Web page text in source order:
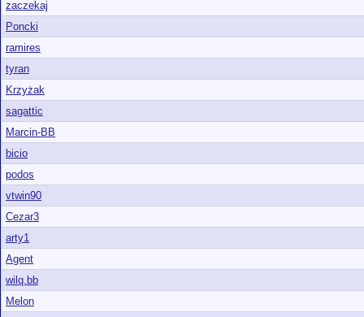
zaczekaj
Poncki
ramires
tyran
Krzyżak
sagattic
Marcin-BB
bicio
podos
vtwin90
Cezar3
arty1
Agent
wilq.bb
Melon